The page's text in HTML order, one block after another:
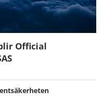
Official